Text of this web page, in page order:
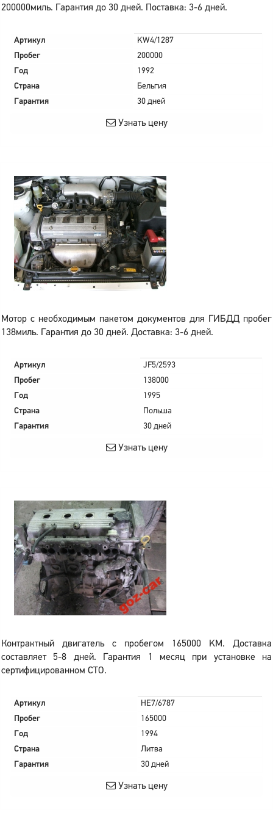
200000миль. Гарантия до 30 дней. Поставка: 3-6 дней.
Артикул
KW4/1287
Пробег
200000
Год
1992
Страна
Бельгия
Гарантия
30 дней
Узнать цену
Мотор с необходимым пакетом документов для ГИБДД пробег
138миль. Гарантия до 30 дней. Доставка: 3-6 дней.
Артикул
JF5/2593
Пробег
138000
Год
1995
Страна
Польша
Гарантия
30 дней
Узнать цену
Контрактный двигатель с пробегом 165000 KM. Доставка
составляет 5-8 дней. Гарантия 1 месяц при установке на
сертифицированном СТО.
Артикул
HE7/6787
Пробег
165000
Год
1994
Страна
Литва
Гарантия
30 дней
Узнать цену